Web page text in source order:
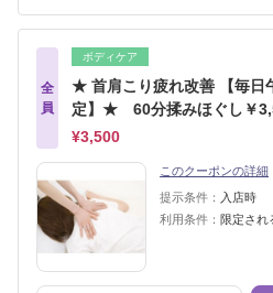
全
員
ボディケア
★ 首肩こり疲れ改善 【毎日
定】★ 60分揉みほぐし￥
¥3,500
このクーポンの詳細
提示条件：
入店時
利用条件： 限定され